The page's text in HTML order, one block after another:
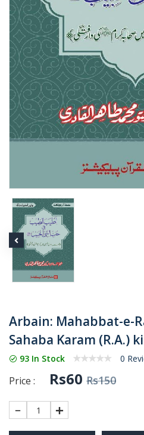
Arbain: Mahabbat-e-
Sahaba Karam (R.A.)
93 In Stock 0
Price : Rs60 Rs150
1